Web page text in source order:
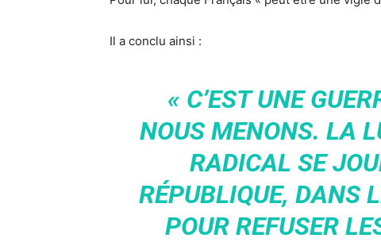
Il a conclu ainsi :
« C’EST UNE
NOUS MENONS. LA
RADICAL SE
RÉPUBLIQUE, DANS
POUR REFUSER